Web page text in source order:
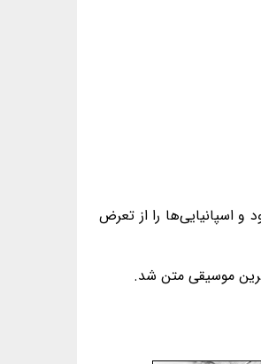
اسپانیایی‌ها را از تعرض